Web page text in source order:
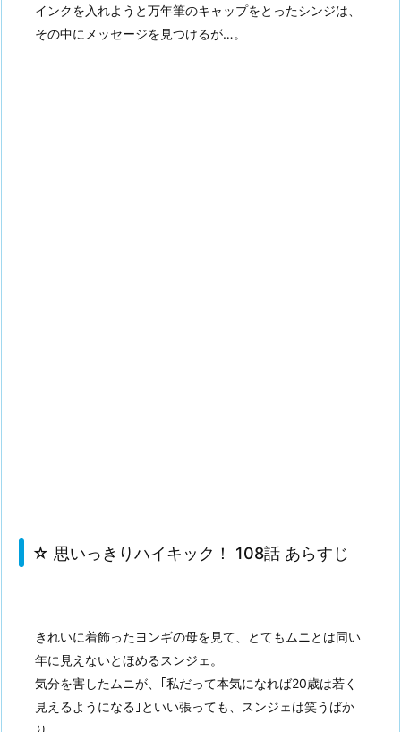
インクを入れようと万年筆のキャップをとったシンジは、
その中にメッセージを見つけるが…。
☆ 思いっきりハイキック！ 108話 あらすじ
きれいに着飾ったヨンギの母を見て、とてもムニとは同い
年に見えないとほめるスンジェ。
気分を害したムニが、｢私だって本気になれば20歳は若く
見えるようになる｣といい張っても、スンジェは笑うばか